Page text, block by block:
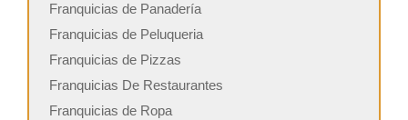
Franquicias de Panadería
Franquicias de Peluqueria
Franquicias de Pizzas
Franquicias De Restaurantes
Franquicias de Ropa